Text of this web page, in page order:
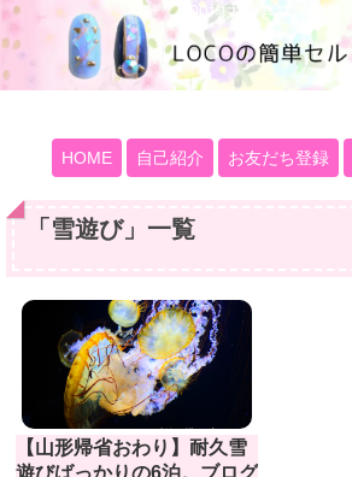
100均大好きママブログ
HOME 自己紹介 お友だち登録
「 雪遊び」 一覧
【山形帰省おわり】耐久雪